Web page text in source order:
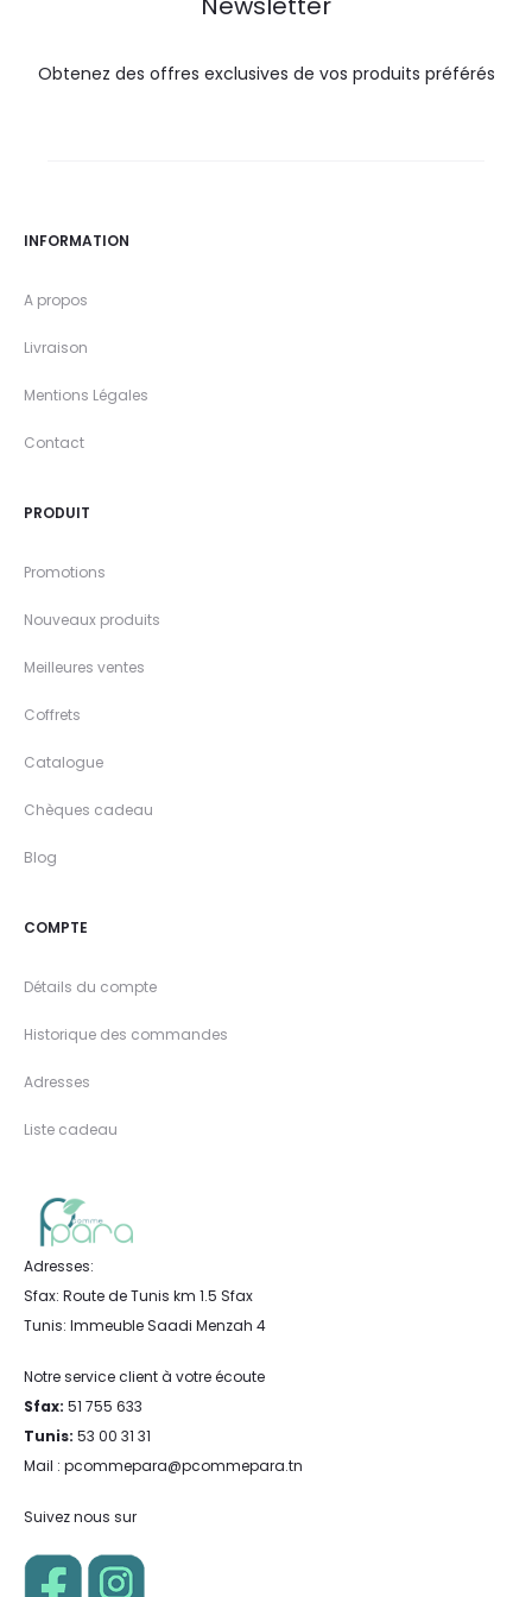
Obtenez des offres exclusives de vos produits préférés
INFORMATION
A propos
Livraison
Mentions Légales
Contact
PRODUIT
Promotions
Nouveaux produits
Meilleures ventes
Coffrets
Catalogue
Chèques cadeau
Blog
COMPTE
Détails du compte
Historique des commandes
Adresses
Liste cadeau
Adresses:
Sfax: Route de Tunis km 1.5 Sfax
Tunis: Immeuble Saadi Menzah 4
Notre service client à votre écoute
Sfax: 51 755 633
Tunis: 53 00 31 31
Mail : pcommepara@pcommepara.tn
Suivez nous sur